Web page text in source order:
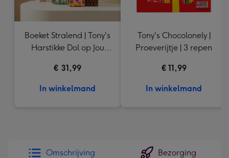
Boeket Stralend | Tony's
Harstikke Dol op Jou
€ 31,99
In winkelmand
Tony's Chocolonely |
Proeverijtje | 3 repen
€ 11,99
In winkelmand
Omschrijving Bezorging